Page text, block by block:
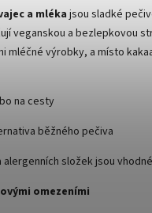
a mlékajsou sladké
veganskou a bezlepkovou
mléčné výrobky, a místo
na cesty
běžného pečiva
složek jsou
omezeními